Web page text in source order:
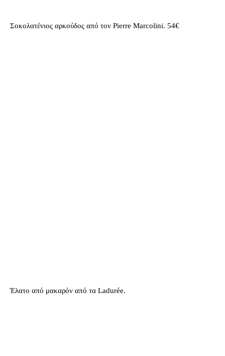
Σοκολατένιος αρκούδος από τον Pierre Marcolini. 54€
Έλατο από μακαρόν από τα Ladurée.